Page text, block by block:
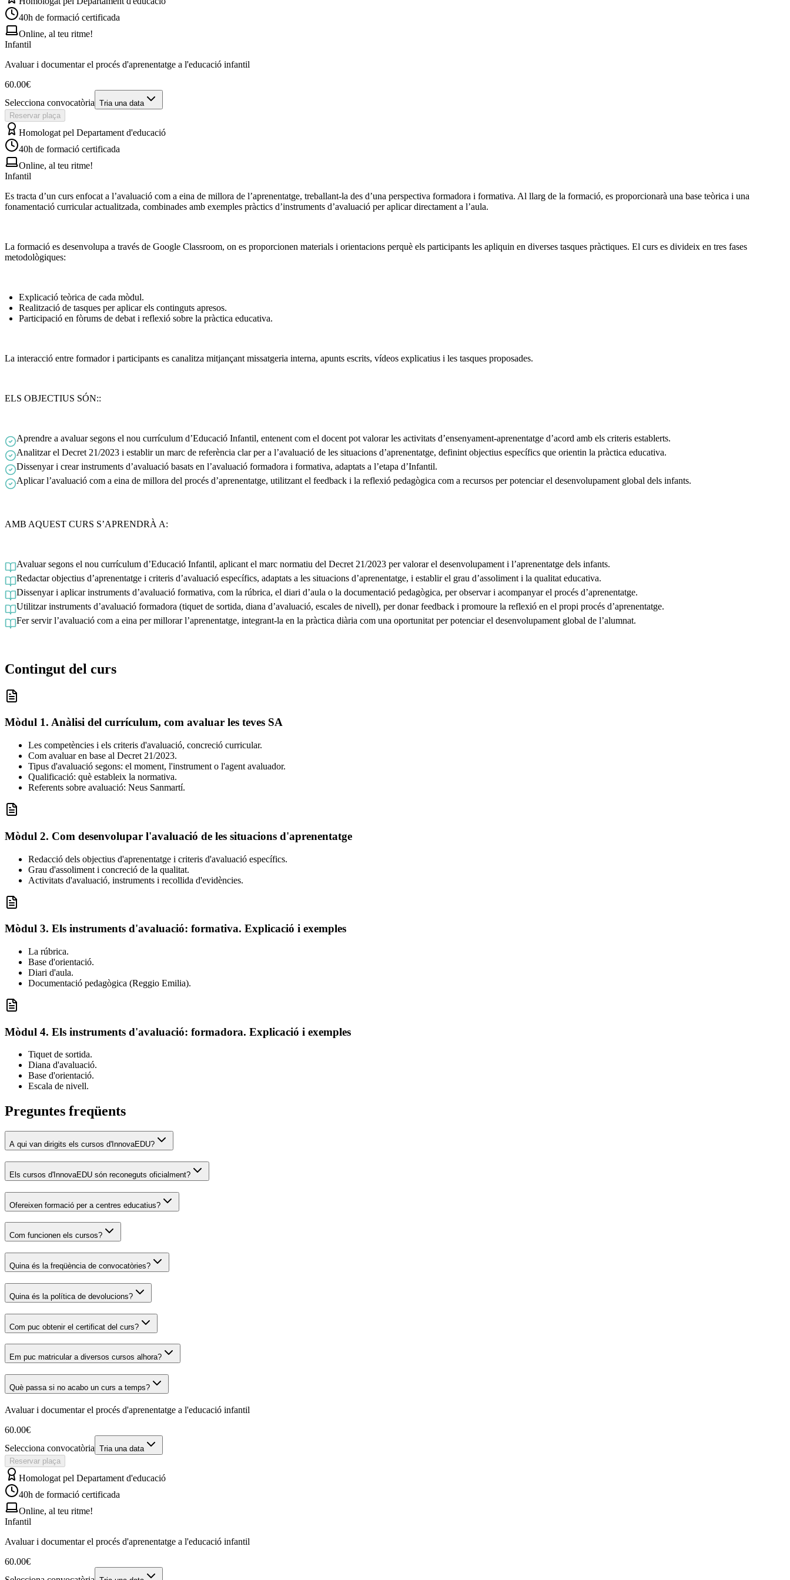
40h de formació certificada
Online, al teu ritme!
Infantil
Avaluar i documentar el procés d'aprenentatge a l'educació infantil
60.00€
Selecciona convocatòria Tria una data
Reservar plaça
Homologat pel Departament d'educació
40h de formació certificada
Online, al teu ritme!
Infantil
Es tracta d’un curs enfocat a l’avaluació com a eina de millora de l’aprenentatge, treballant-la des d’una perspectiva formadora i formativa. Al llarg de la formació, es proporcionarà una base teòrica i una
fonamentació curricular actualitzada, combinades amb exemples pràctics d’instruments d’avaluació per aplicar directament a l’aula.
La formació es desenvolupa a través de Google Classroom, on es proporcionen materials i orientacions perquè els participants les apliquin en diverses tasques pràctiques. El curs es divideix en tres fases
metodològiques:
Explicació teòrica de cada mòdul.
Realització de tasques per aplicar els continguts apresos.
Participació en fòrums de debat i reflexió sobre la pràctica educativa.
La interacció entre formador i participants es canalitza mitjançant missatgeria interna, apunts escrits, vídeos explicatius i les tasques proposades.
ELS OBJECTIUS SÓN::
Aprendre a avaluar segons el nou currículum d’Educació Infantil, entenent com el docent pot valorar les activitats d’ensenyament-aprenentatge d’acord amb els criteris establerts.
Analitzar el Decret 21/2023 i establir un marc de referència clar per a l’avaluació de les situacions d’aprenentatge, definint objectius específics que orientin la pràctica educativa.
Dissenyar i crear instruments d’avaluació basats en l’avaluació formadora i formativa, adaptats a l’etapa d’Infantil.
Aplicar l’avaluació com a eina de millora del procés d’aprenentatge, utilitzant el feedback i la reflexió pedagògica com a recursos per potenciar el desenvolupament global dels infants.
AMB AQUEST CURS S’APRENDRÀ A:
Avaluar segons el nou currículum d’Educació Infantil, aplicant el marc normatiu del Decret 21/2023 per valorar el desenvolupament i l’aprenentatge dels infants.
Redactar objectius d’aprenentatge i criteris d’avaluació específics, adaptats a les situacions d’aprenentatge, i establir el grau d’assoliment i la qualitat educativa.
Dissenyar i aplicar instruments d’avaluació formativa, com la rúbrica, el diari d’aula o la documentació pedagògica, per observar i acompanyar el procés d’aprenentatge.
Utilitzar instruments d’avaluació formadora (tiquet de sortida, diana d’avaluació, escales de nivell), per donar feedback i promoure la reflexió en el propi procés d’aprenentatge.
Fer servir l’avaluació com a eina per millorar l’aprenentatge, integrant-la en la pràctica diària com una oportunitat per potenciar el desenvolupament global de l’alumnat.
Contingut del curs
Mòdul 1. Anàlisi del currículum, com avaluar les teves SA
Les competències i els criteris d'avaluació, concreció curricular.
Com avaluar en base al Decret 21/2023.
Tipus d'avaluació segons: el moment, l'instrument o l'agent avaluador.
Qualificació: què estableix la normativa.
Referents sobre avaluació: Neus Sanmartí.
Mòdul 2. Com desenvolupar l'avaluació de les situacions d'aprenentatge
Redacció dels objectius d'aprenentatge i criteris d'avaluació específics.
Grau d'assoliment i concreció de la qualitat.
Activitats d'avaluació, instruments i recollida d'evidències.
Mòdul 3. Els instruments d'avaluació: formativa. Explicació i exemples
La rúbrica.
Base d'orientació.
Diari d'aula.
Documentació pedagògica (Reggio Emilia).
Mòdul 4. Els instruments d'avaluació: formadora. Explicació i exemples
Tiquet de sortida.
Diana d'avaluació.
Base d'orientació.
Escala de nivell.
Preguntes freqüents
A qui van dirigits els cursos d'InnovaEDU?
Els cursos d'InnovaEDU són reconeguts oficialment?
Ofereixen formació per a centres educatius?
Com funcionen els cursos?
Quina és la freqüència de convocatòries?
Quina és la política de devolucions?
Com puc obtenir el certificat del curs?
Em puc matricular a diversos cursos alhora?
Què passa si no acabo un curs a temps?
Avaluar i documentar el procés d'aprenentatge a l'educació infantil
60.00€
Selecciona convocatòria Tria una data
Reservar plaça
Homologat pel Departament d'educació
40h de formació certificada
Online, al teu ritme!
Infantil
Avaluar i documentar el procés d'aprenentatge a l'educació infantil
60.00€